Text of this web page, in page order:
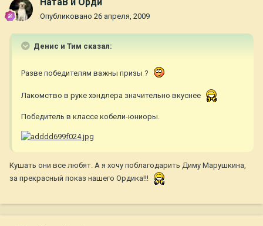
НатаВ и Орди
Опубликовано 26 апреля, 2009
Денис и Тим сказал:
Разве победителям важны призы ?
Лакомство в руке хэндлера значительно вкуснее
Победитель в классе кобели-юниоры.
Кушать они все любят. А я хочу поблагодарить Диму Марушкина,
за прекрасный показ нашего Ордика!!!